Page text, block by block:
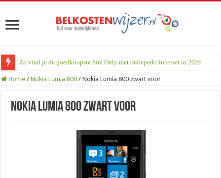
Zo vind je de goedkoopste Sim Only met onbeperkt internet in 2026
Home / Nokia Lumia 800 / Nokia Lumia 800 zwart voor
Nokia Lumia 800 zwart voor